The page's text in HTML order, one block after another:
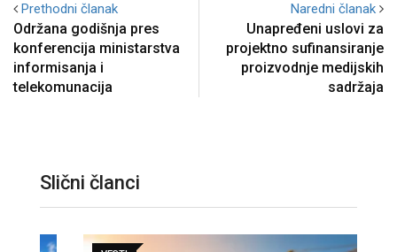
Prethodni članak
Održana godišnja pres
konferencija ministarstva
informisanja i
telekomunacija
Naredni članak
Unapređeni uslovi za
projektno sufinansiranje
proizvodnje medijskih
sadržaja
Slični članci